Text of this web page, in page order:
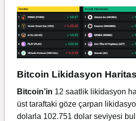
Bitcoin Likidasyon
Bitcoin’in 12 saatlik likidasyon
üst taraftaki göze çarpan
dolarla 102.751 dolar seviyesi